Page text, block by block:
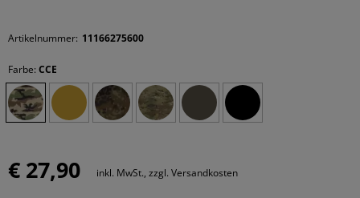
Artikelnummer: 11166275600
Farbe: CCE
€ 27,90 inkl. MwSt., zzgl. Versandkosten